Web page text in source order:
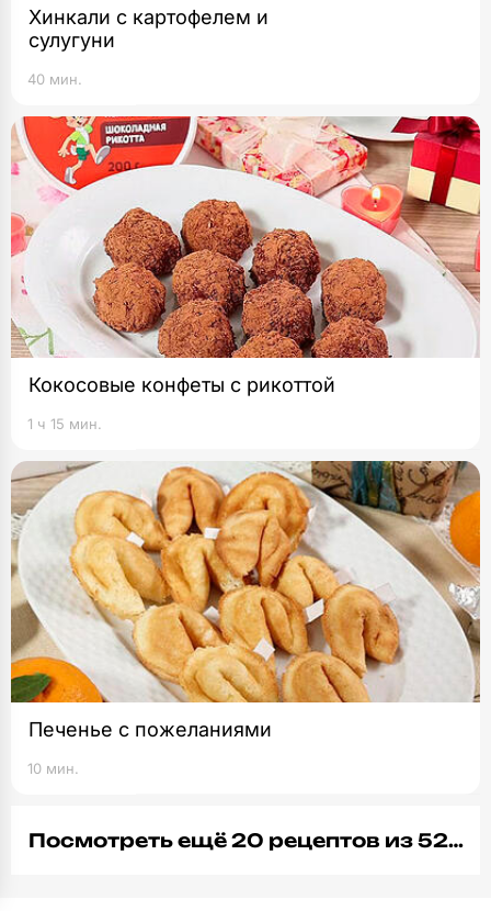
Хинкали с картофелем и
сулугуни
40 мин.
Кокосовые конфеты с рикоттой
1 ч 15 мин.
Печенье с пожеланиями
10 мин.
Посмотреть ещё 20 рецептов из 52…